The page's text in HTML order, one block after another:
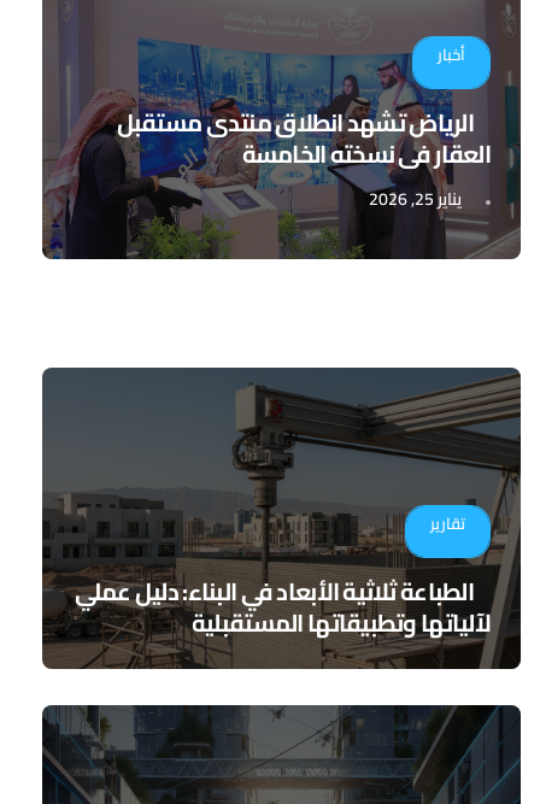
أخبار
الرياض تشهد انطلاق منتدى مستقبل
العقار في نسخته الخامسة
يناير 25, 2026
تقارير
الطباعة ثلاثية الأبعاد في البناء: دليل عملي
لآلياتها وتطبيقاتها المستقبلية